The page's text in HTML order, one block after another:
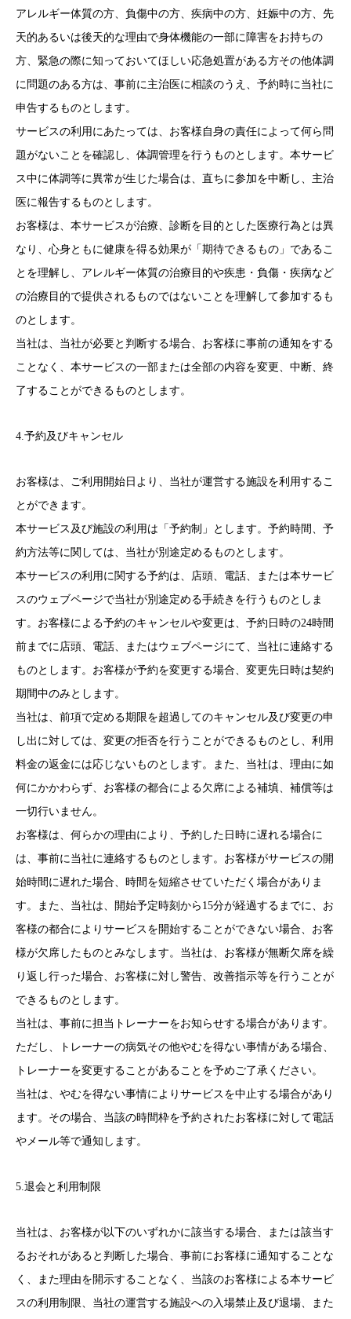
アレルギー体質の方、負傷中の方、疾病中の方、妊娠中の方、先
天的あるいは後天的な理由で身体機能の一部に障害をお持ちの
方、緊急の際に知っておいてほしい応急処置がある方その他体調
に問題のある方は、事前に主治医に相談のうえ、予約時に当社に
申告するものとします。
サービスの利用にあたっては、お客様自身の責任によって何ら問
題がないことを確認し、体調管理を行うものとします。本サービ
ス中に体調等に異常が生じた場合は、直ちに参加を中断し、主治
医に報告するものとします。
お客様は、本サービスが治療、診断を目的とした医療行為とは異
なり、心身ともに健康を得る効果が「期待できるもの」であるこ
とを理解し、アレルギー体質の治療目的や疾患・負傷・疾病など
の治療目的で提供されるものではないことを理解して参加するも
のとします。
当社は、当社が必要と判断する場合、お客様に事前の通知をする
ことなく、本サービスの一部または全部の内容を変更、中断、終
了することができるものとします。
4.予約及びキャンセル
お客様は、ご利用開始日より、当社が運営する施設を利用するこ
とができます。
本サービス及び施設の利用は「予約制」とします。予約時間、予
約方法等に関しては、当社が別途定めるものとします。
本サービスの利用に関する予約は、店頭、電話、または本サービ
スのウェブページで当社が別途定める手続きを行うものとしま
す。お客様による予約のキャンセルや変更は、予約日時の24時間
前までに店頭、電話、またはウェブページにて、当社に連絡する
ものとします。お客様が予約を変更する場合、変更先日時は契約
期間中のみとします。
当社は、前項で定める期限を超過してのキャンセル及び変更の申
し出に対しては、変更の拒否を行うことができるものとし、利用
料金の返金には応じないものとします。また、当社は、理由に如
何にかかわらず、お客様の都合による欠席による補填、補償等は
一切行いません。
お客様は、何らかの理由により、予約した日時に遅れる場合に
は、事前に当社に連絡するものとします。お客様がサービスの開
始時間に遅れた場合、時間を短縮させていただく場合がありま
す。また、当社は、開始予定時刻から15分が経過するまでに、お
客様の都合によりサービスを開始することができない場合、お客
様が欠席したものとみなします。当社は、お客様が無断欠席を繰
り返し行った場合、お客様に対し警告、改善指示等を行うことが
できるものとします。
当社は、事前に担当トレーナーをお知らせする場合があります。
ただし、トレーナーの病気その他やむを得ない事情がある場合、
トレーナーを変更することがあることを予めご了承ください。
当社は、やむを得ない事情によりサービスを中止する場合があり
ます。その場合、当該の時間枠を予約されたお客様に対して電話
やメール等で通知します。
5.退会と利用制限
当社は、お客様が以下のいずれかに該当する場合、または該当す
るおそれがあると判断した場合、事前にお客様に通知することな
く、また理由を開示することなく、当該のお客様による本サービ
スの利用制限、当社の運営する施設への入場禁止及び退場、また